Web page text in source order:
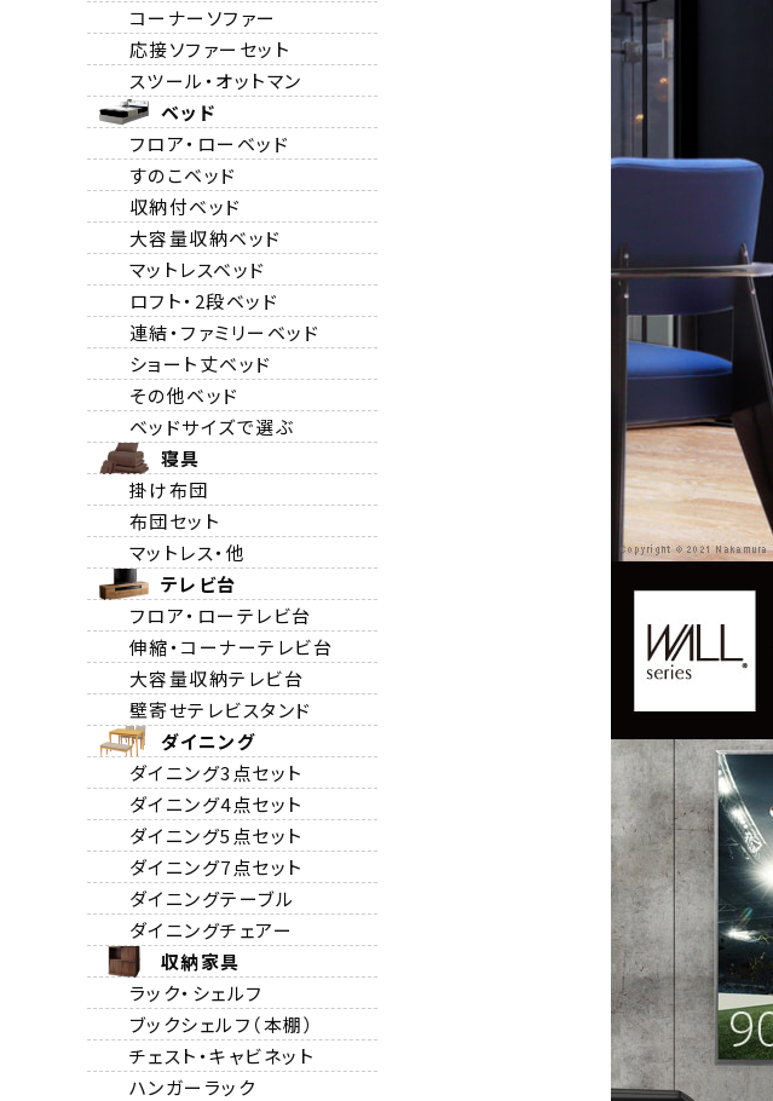
コーナーソファー
応接ソファーセット
スツール・オットマン
ベッド
フロア・ローベッド
すのこベッド
収納付ベッド
大容量収納ベッド
マットレスベッド
ロフト・2段ベッド
連結・ファミリーベッド
ショート丈ベッド
その他ベッド
ベッドサイズで選ぶ
寝具
掛け布団
布団セット
マットレス・他
テレビ台
フロア・ローテレビ台
伸縮・コーナーテレビ台
大容量収納テレビ台
壁寄せテレビスタンド
ダイニング
ダイニング3点セット
ダイニング4点セット
ダイニング5点セット
ダイニング7点セット
ダイニングテーブル
ダイニングチェアー
収納家具
ラック・シェルフ
ブックシェルフ（本棚）
チェスト・キャビネット
ハンガーラック